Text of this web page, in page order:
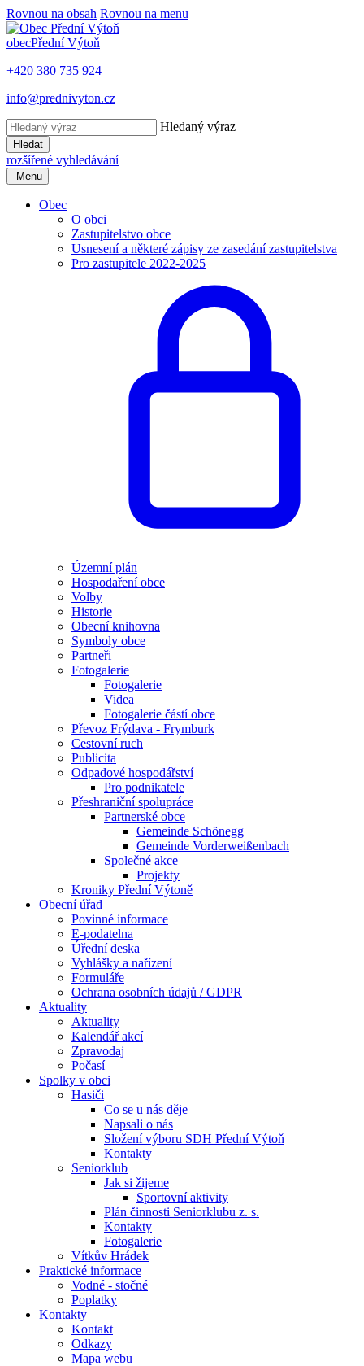
Rovnou na obsah Rovnou na menu
obecPřední Výtoň
+420 380 735 924
info@prednivyton.cz
Hledaný výraz
Hledat
rozšířené vyhledávání
Menu
Obec
O obci
Zastupitelstvo obce
Usnesení a některé zápisy ze zasedání zastupitelstva
Pro zastupitele 2022-2025
Územní plán
Hospodaření obce
Volby
Historie
Obecní knihovna
Symboly obce
Partneři
Fotogalerie
Fotogalerie
Videa
Fotogalerie částí obce
Převoz Frýdava - Frymburk
Cestovní ruch
Publicita
Odpadové hospodářství
Pro podnikatele
Přeshraniční spolupráce
Partnerské obce
Gemeinde Schönegg
Gemeinde Vorderweißenbach
Společné akce
Projekty
Kroniky Přední Výtoně
Obecní úřad
Povinné informace
E-podatelna
Úřední deska
Vyhlášky a nařízení
Formuláře
Ochrana osobních údajů / GDPR
Aktuality
Aktuality
Kalendář akcí
Zpravodaj
Počasí
Spolky v obci
Hasiči
Co se u nás děje
Napsali o nás
Složení výboru SDH Přední Výtoň
Kontakty
Seniorklub
Jak si žijeme
Sportovní aktivity
Plán činnosti Seniorklubu z. s.
Kontakty
Fotogalerie
Vítkův Hrádek
Praktické informace
Vodné - stočné
Poplatky
Kontakty
Kontakt
Odkazy
Mapa webu